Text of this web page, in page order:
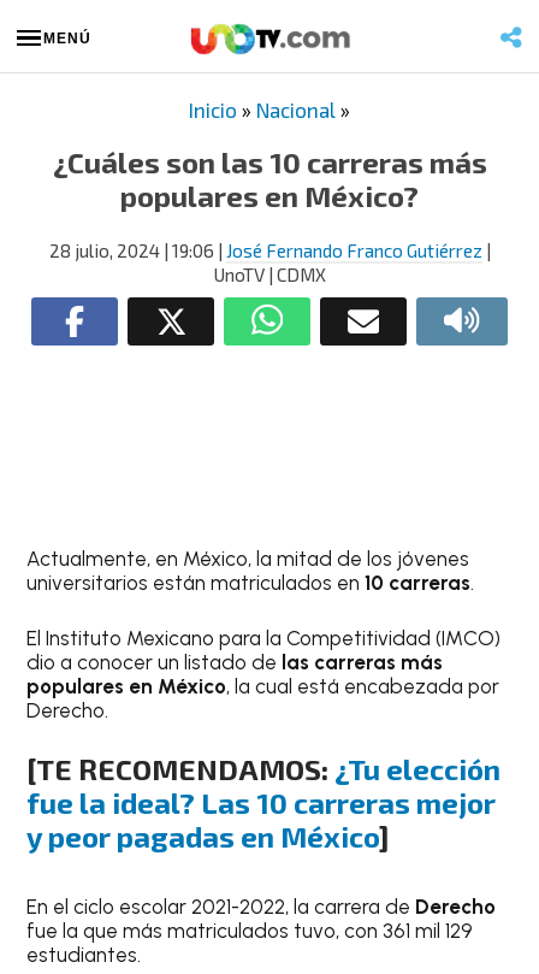
MENÚ
Inicio » Nacional »
¿Cuáles son las 10 carreras más
populares en México?
28 julio, 2024| 19:06 | José Fernando Franco Gutiérrez |
UnoTV | CDMX
Actualmente, en México, la mitad de los jóvenes
universitarios están matriculados en10 carreras.
El Instituto Mexicano para la Competitividad (IMCO)
dio a conocer un listado de las carreras más
populares en México, la cual está encabezada por
Derecho.
[TE RECOMENDAMOS: ¿Tu elección
fue la ideal? Las 10 carreras mejor
y peor pagadas en México]
En el ciclo escolar 2021-2022, la carrera de Derecho
fue la que más matriculados tuvo, con 361 mil 129
estudiantes.